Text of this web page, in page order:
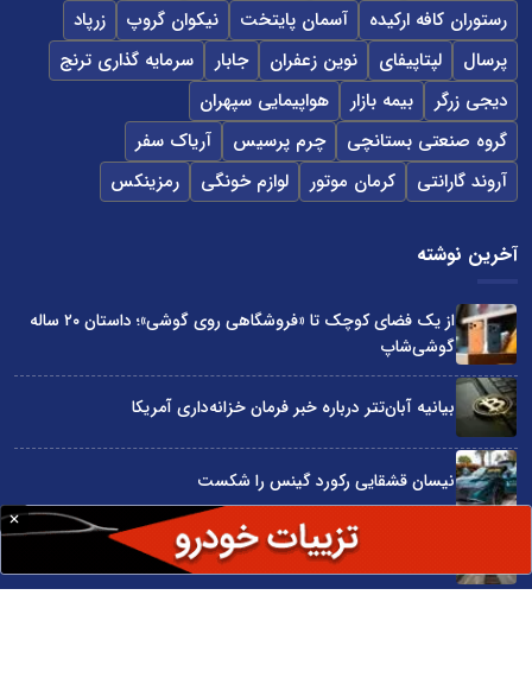
رستوران کافه ارکیده
آسمان پایتخت نیکوان گروپ
زرپاد
پرسال
لپتاپیفای نوین زعفران جابار
سرمایه گذاری ترنج
دیجی زرگر
بیمه بازار
هواپیمایی سپهران
گروه صنعتی بستانچی
چرم پرسیس
آریاک سفر
آروند گارانتی
کرمان موتور لوازم خونگی رمزینکس
آخرین نوشته
از یک فضای کوچک تا «فروشگاهی روی گوشی»؛ داستان ۲۰ ساله
گوشی‌شاپ
بیانیه آبان‌تتر درباره خبر فرمان خزانه‌داری آمریکا
نیسان قشقایی رکورد گینس را شکست
توسعه ایران با شعار محقق نمی‌شود